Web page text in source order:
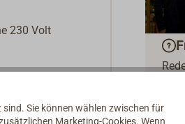
230 Volt
Sie können wählen zwischen für
Marketing-Cookies. Wenn